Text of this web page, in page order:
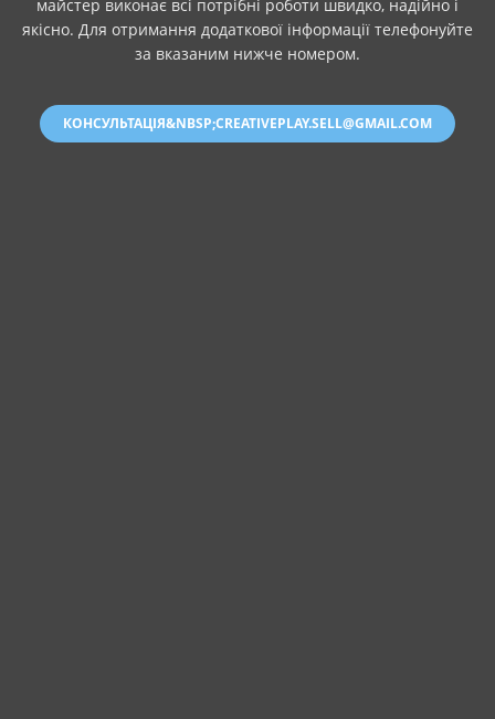
майстер виконає всі потрібні роботи швидко, надійно і
якісно. Для отримання додаткової інформації телефонуйте
за вказаним нижче номером.
КОНСУЛЬТАЦІЯ&NBSP;CREATIVEPLAY.SELL@GMAIL.COM